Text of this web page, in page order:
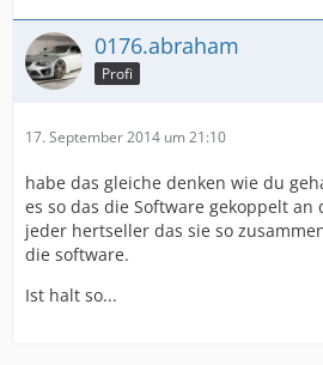
0176.abraham
Profi
17. September 2014 um 21:10
habe das gleiche denken wie du
es so das die Software gekoppelt
jeder hertseller das sie so
die software.
Ist halt so...